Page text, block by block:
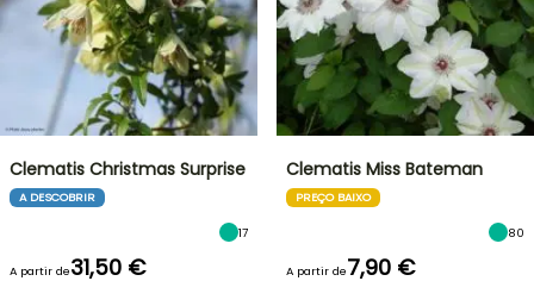
Clematis Christmas Surprise
A DESCOBRIR
17
A partir de31,50 €
Clematis Miss Bateman
PREÇO BAIXO
80
A partir de7,90 €